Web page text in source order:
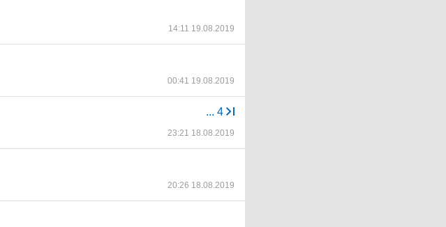
14:11 19.08.2019
00:41 19.08.2019
... 4
23:21 18.08.2019
20:26 18.08.2019